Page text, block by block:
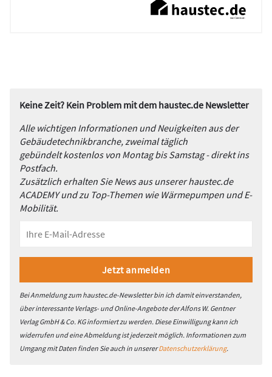
Keine Zeit? Kein Problem mit dem haustec.de Newsletter
Alle wichtigen Informationen und Neuigkeiten aus der
Gebäudetechnikbranche, zweimal täglich
gebündelt kostenlos von Montag bis Samstag - direkt ins
Postfach.
Zusätzlich erhalten Sie News aus unserer haustec.de
ACADEMY und zu Top-Themen wie Wärmepumpen und E-
Mobilität.
Bei Anmeldung zum haustec.de-Newsletter bin ich damit einverstanden,
über interessante Verlags- und Online-Angebote der Alfons W. Gentner
Verlag GmbH & Co. KG informiert zu werden. Diese Einwilligung kann ich
widerrufen und eine Abmeldung ist jederzeit möglich. Informationen zum
Umgang mit Daten finden Sie auch in unsererDatenschutzerklärung.